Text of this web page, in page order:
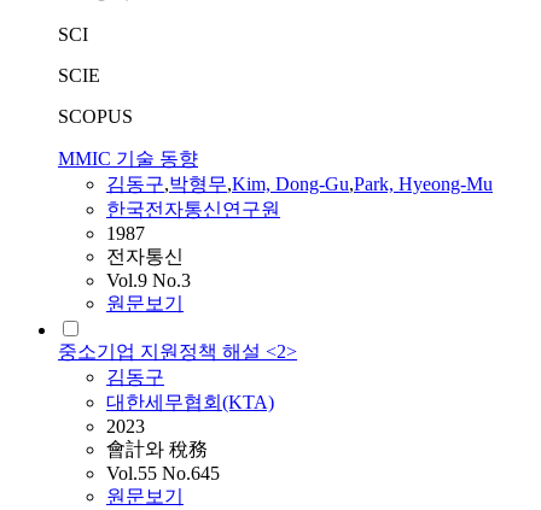
SCI
SCIE
SCOPUS
MMIC 기술 동향
김동구,박형무,Kim, Dong-Gu,Park, Hyeong-Mu
한국전자통신연구원
1987
전자통신
Vol.9 No.3
원문보기
중소기업 지원정책 해설 <2>
김동구
대한세무협회(KTA)
2023
會計와 稅務
Vol.55 No.645
원문보기